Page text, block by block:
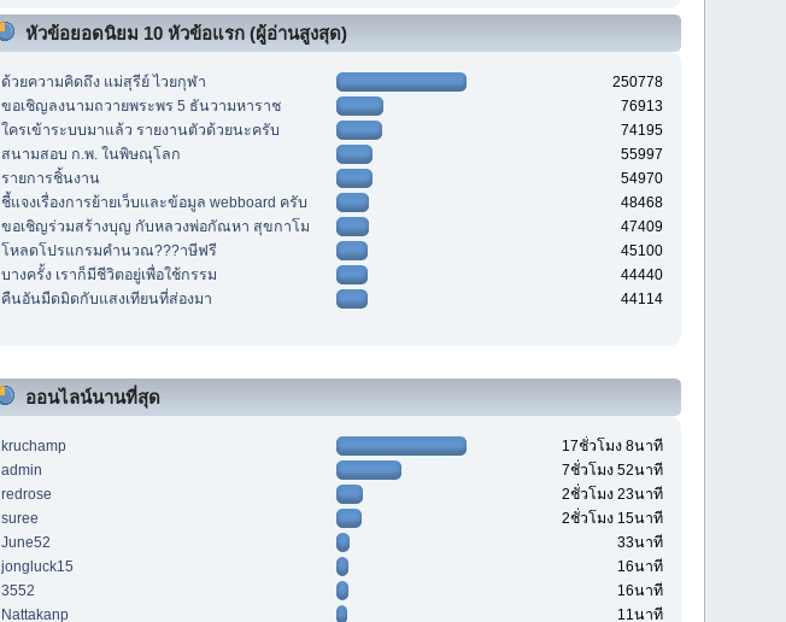
หัวข้อยอดนิยม 10 หัวข้อแรก (ผู้อ่านสูงสุด)
ด้วยความคิดถึง แม่สุรีย์ ไวยกุฬา
250778
ขอเชิญลงนามถวายพระพร 5 ธันวามหาราช
76913
ใครเข้าระบบมาแล้ว รายงานตัวด้วยนะครับ
74195
สนามสอบ ก.พ. ในพิษณุโลก
55997
รายการชิ้นงาน
54970
ชี้แจงเรื่องการย้ายเว็บและข้อมูล webboard ครับ
48468
ขอเชิญร่วมสร้างบุญ กับหลวงพ่อกัณหา สุขกาโม
47409
โหลดโปรแกรมคำนวณ???าษีฟรี
45100
บางครั้ง เราก็มีชีวิตอยู่เพื่อใช้กรรม
44440
คืนอันมืดมิดกับแสงเทียนที่ส่องมา
44114
ออนไลน์นานที่สุด
kruchamp
17ชั่วโมง 8นาที
admin
7ชั่วโมง 52นาที
redrose
2ชั่วโมง 23นาที
suree
2ชั่วโมง 15นาที
June52
33นาที
jongluck15
16นาที
3552
16นาที
Nattakanp
11นาที